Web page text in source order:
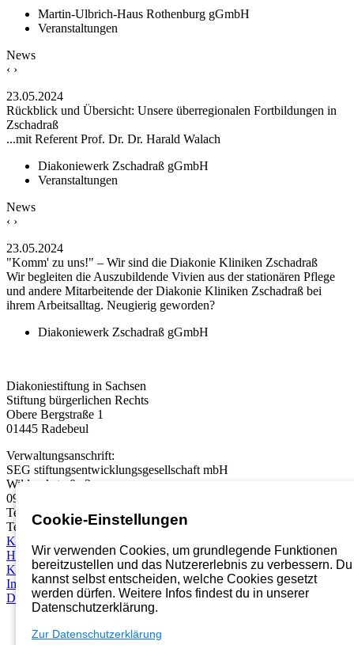
Martin-Ulbrich-Haus Rothenburg gGmbH
Veranstaltungen
News
‹ ›
23.05.2024
Rückblick und Übersicht: Unsere überregionalen Fortbildungen in
Zschadraß
...mit Referent Prof. Dr. Dr. Harald Walach
Diakoniewerk Zschadraß gGmbH
Veranstaltungen
News
‹ ›
23.05.2024
"Komm' zu uns!" – Wir sind die Diakonie Kliniken Zschadraß
Wir begleiten die Auszubildende Vivien aus der stationären Pflege
und andere Mitarbeitende der Diakonie Kliniken Zschadraß bei
ihrem Arbeitsalltag. Neugierig geworden?
Diakoniewerk Zschadraß gGmbH
Diakoniestiftung in Sachsen
Stiftung bürgerlichen Rechts
Obere Bergstraße 1
01445 Radebeul
Verwaltungsanschrift:
SEG stiftungsentwicklungsgesellschaft mbH
Wildparkstraße 3
09247 Chemnitz
Telefon:
03722 46937 0
Telefax: 03722 49937 99
Karriereportal
Hinweisgebersystem
Kontakt
Impressum
Datenschutz
Cookie-Einstellungen
Wir verwenden Cookies, um grundlegende Funktionen
bereitzustellen und das Nutzererlebnis zu verbessern. Du
kannst selbst entscheiden, welche Cookies gesetzt
werden dürfen. Weitere Infos findest du in unserer
Datenschutzerklärung.
Zur Datenschutzerklärung